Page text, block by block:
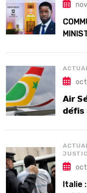
𝗔𝗶𝗿
Italie